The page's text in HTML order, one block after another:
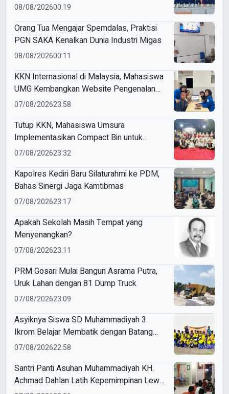
Mojokerto
08/08/202600:19
Orang Tua Mengajar Spemdalas, Praktisi
PGN SAKA Kenalkan Dunia Industri Migas
08/08/202600:11
KKN Internasional di Malaysia, Mahasiswa
UMG Kembangkan Website Pengenalan
Budaya Indonesia
07/08/202623:58
Tutup KKN, Mahasiswa Umsura
Implementasikan Compact Bin untuk
Sampah Anorganik di Ketabang
07/08/202623:32
Kapolres Kediri Baru Silaturahmi ke PDM,
Bahas Sinergi Jaga Kamtibmas
07/08/202623:17
Apakah Sekolah Masih Tempat yang
Menyenangkan?
07/08/202623:11
PRM Gosari Mulai Bangun Asrama Putra,
Uruk Lahan dengan 81 Dump Truck
07/08/202623:09
Asyiknya Siswa SD Muhammadiyah 3
Ikrom Belajar Membatik dengan Batang
Pakcoy
07/08/202622:58
Santri Panti Asuhan Muhammadiyah KH.
Achmad Dahlan Latih Kepemimpinan Lewat